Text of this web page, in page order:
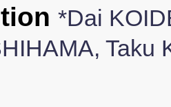
*Dai
Taku